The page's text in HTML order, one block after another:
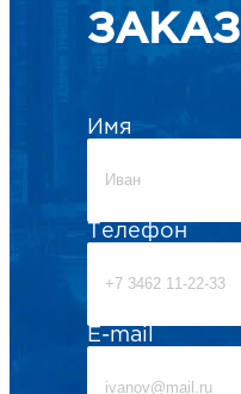
ЗАКАЗ
Имя
Телефон
E-mail